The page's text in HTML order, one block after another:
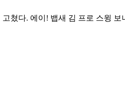
쳤다. 에이! 뱁새 김 프로 스윙